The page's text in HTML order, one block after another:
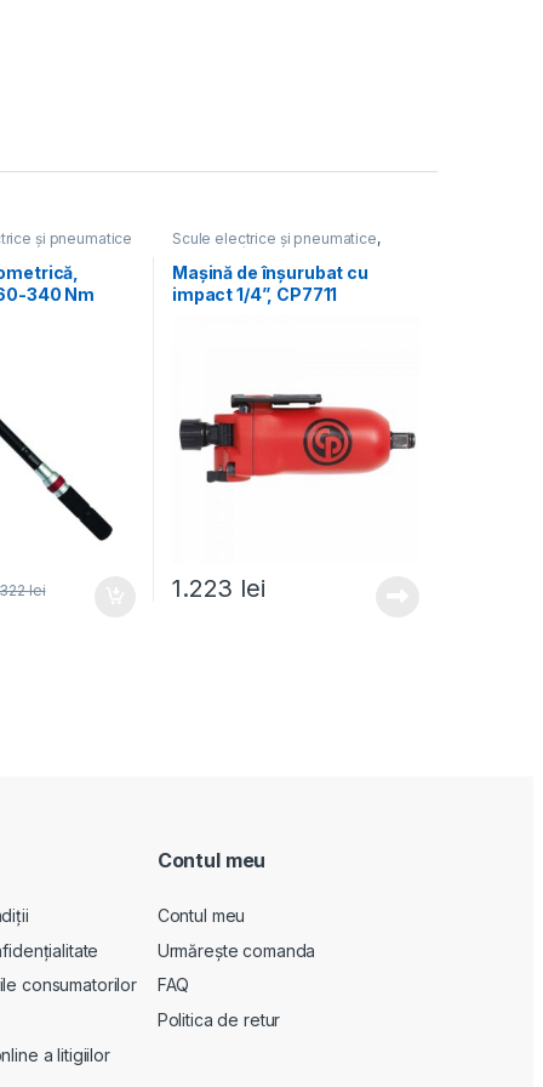
și pneumatice
340 Nm
lei
Scule electrice și pneumatice,
Mașini de înșurubat
Mașină de înșurubat cu
impact 1/4”, CP7711
1.223 lei
consumatorilor
a litigiilor
Contul meu
Contul meu
Urmărește comanda
FAQ
Politica de retur